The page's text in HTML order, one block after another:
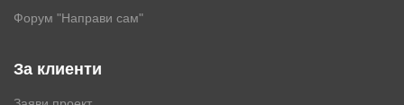
Форум "Направи сам"
За клиенти